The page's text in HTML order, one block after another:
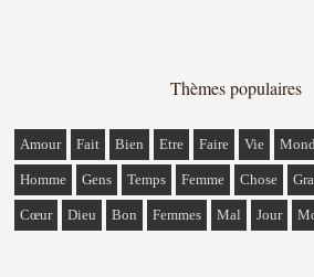
Thèmes populaires
Amour Fait Bien Etre Faire Vie
Homme Gens Temps Femme Chose
Cœur Dieu Bon Femmes Mal Jour